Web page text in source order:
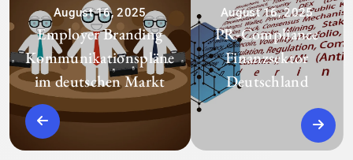
August 16, 2025
Employer Branding
Kommunikationspläne
im deutschen Markt
August 16, 2025
PR-Compliance
Finanzsektor
Deutschland